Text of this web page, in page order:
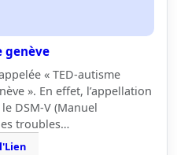
genève
« TED-autisme
». En effet, l’appellation
DSM-V (Manuel
troubles…